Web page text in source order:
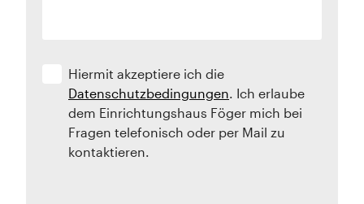
Hiermit akzeptiere ich die
Datenschutzbedingungen. Ich erlaube
dem Einrichtungshaus Föger mich bei
Fragen telefonisch oder per Mail zu
kontaktieren.